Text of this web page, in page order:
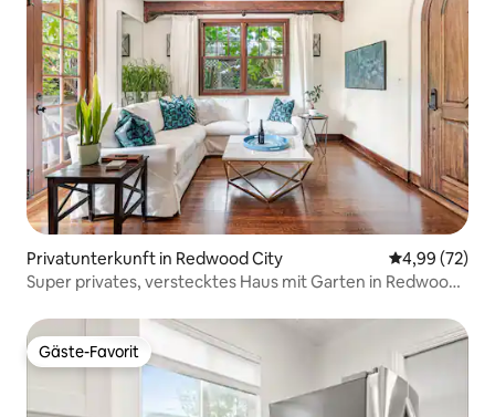
Privatunterkunft in Redwood City
4,99 (72)
Super privates, verstecktes Haus mit Garten in Redwood
Gäste-Favorit
Gäste-Favorit